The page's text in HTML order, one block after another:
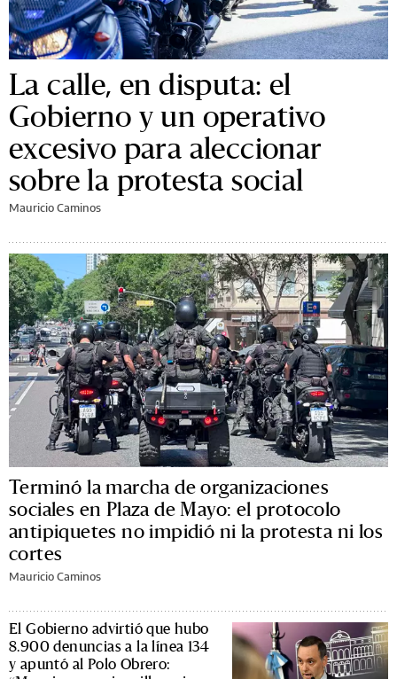
La calle, en disputa: el
Gobierno y un operativo
excesivo para aleccionar
sobre la protesta social
Mauricio Caminos
Terminó la marcha de organizaciones
sociales en Plaza de Mayo: el protocolo
antipiquetes no impidió ni la protesta ni los
cortes
Mauricio Caminos
El Gobierno advirtió que hubo
8.900 denuncias a la línea 134
y apuntó al Polo Obrero: